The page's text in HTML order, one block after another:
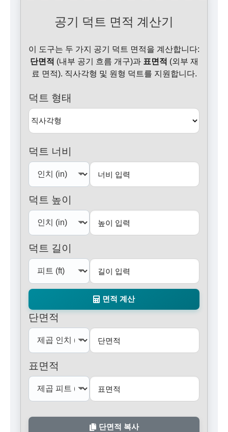
공기 덕트 면적 계산기
이 도구는 두 가지 공기 덕트 면적을 계산합니다:
단면적 (내부 공기 흐름 개구)과 표면적 (외부 재
료 면적). 직사각형 및 원형 덕트를 지원합니다.
덕트 형태
덕트 너비
덕트 높이
덕트 길이
면적 계산
단면적
표면적
단면적 복사